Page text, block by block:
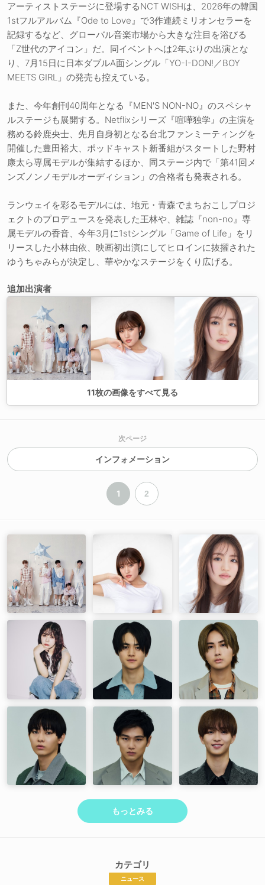
アーティストステージに登場するNCT WISHは、2026年の韓国
1stフルアルバム『Ode to Love』で3作連続ミリオンセラーを
記録するなど、グローバル音楽市場から大きな注目を浴びる
「Z世代のアイコン」だ。同イベントへは2年ぶりの出演とな
り、7月15日に日本ダブルA面シングル「YO-I-DON!／BOY
MEETS GIRL」の発売も控えている。
また、今年創刊40周年となる『MEN'S NON-NO』のスペシャ
ルステージも展開する。Netflixシリーズ『喧嘩独学』の主演を
務める鈴鹿央士、先月自身初となる台北ファンミーティングを
開催した豊田裕大、ポッドキャスト新番組がスタートした野村
康太ら専属モデルが集結するほか、同ステージ内で「第41回メ
ンズノンノモデルオーディション」の合格者も発表される。
ランウェイを彩るモデルには、地元・青森でまちおこしプロジ
ェクトのプロデュースを発表した王林や、雑誌『non-no』専
属モデルの香音、今年3月に1stシングル「Game of Life」をリ
リースした小林由依、映画初出演にしてヒロインに抜擢された
ゆうちゃみらが決定し、華やかなステージをくり広げる。
追加出演者
11枚の画像をすべて見る
次ページ
インフォメーション
1 2
もっとみる
カテゴリ
ニュース